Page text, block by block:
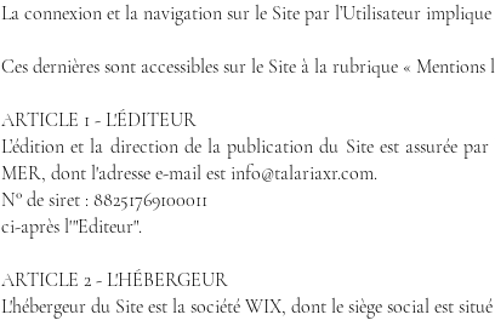
La connexion et la navigation sur le Site par l’Utilisateur implique
Ces dernières sont accessibles sur le Site à la rubrique « Mentions
ARTICLE 1 - L'ÉDITEUR
L’édition et la direction de la publication du Site est assurée
MER, dont l'adresse e-mail est info@talariaxr.com.
N° de siret : 88251769100011
ci-après l'"Editeur".
ARTICLE 2 - L'HÉBERGEUR
L'hébergeur du Site est la société WIX, dont le siège social est